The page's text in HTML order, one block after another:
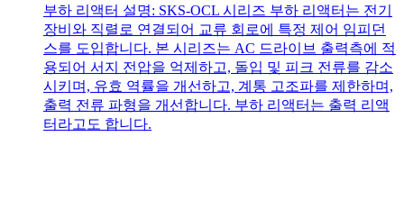
부하 리액터 설명: SKS-OCL 시리즈 부하 리액터는 전기
장비와 직렬로 연결되어 교류 회로에 특정 제어 임피던
스를 도입합니다. 본 시리즈는 AC 드라이브 출력측에 적
용되어 서지 전압을 억제하고, 돌입 및 피크 전류를 감소
시키며, 유효 역률을 개선하고, 계통 고조파를 제한하며,
출력 전류 파형을 개선합니다. 부하 리액터는 출력 리액
터라고도 합니다.